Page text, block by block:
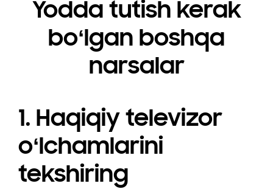
Yodda tutish kerak
boʻlgan boshqa
narsalar
1. Haqiqiy televizor
oʻlchamlarini
tekshiring